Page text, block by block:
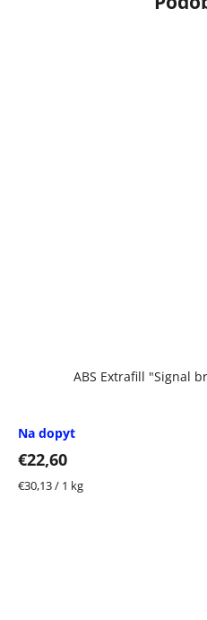
ABS Extrafill "Signal
Na dopyt
€22,60
Jednotková
€30,13 / 1 kg